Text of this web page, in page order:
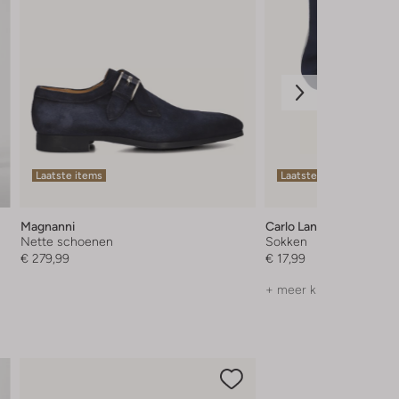
Laatste items
Magnanni
Nette schoenen
€ 279,99
Laatste maten
Carlo Lanza
Sokken
€ 17,99
+ meer kleuren